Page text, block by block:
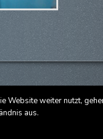
by
Website weiter nutzt,
aus.